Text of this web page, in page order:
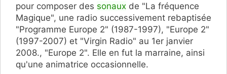
pour composer des sonaux de "La fréquence
Magique", une radio successivement rebaptisée
"Programme Europe 2" (1987-1997), "Europe 2"
(1997-2007) et "Virgin Radio" au 1er janvier
2008., "Europe 2". Elle en fut la marraine, ainsi
qu'une animatrice occasionnelle.